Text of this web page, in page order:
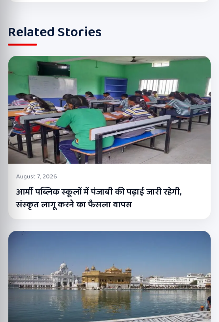
Related Stories
August 7, 2026
आर्मी पब्लिक स्कूलों में पंजाबी की पढ़ाई जारी रहेगी,
संस्कृत लागू करने का फैसला वापस